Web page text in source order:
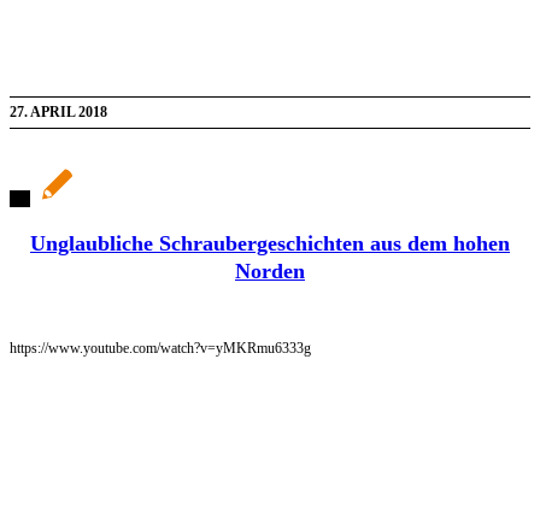
27. APRIL 2018
Unglaubliche Schraubergeschichten aus dem hohen
Norden
https://www.youtube.com/watch?v=yMKRmu6333g